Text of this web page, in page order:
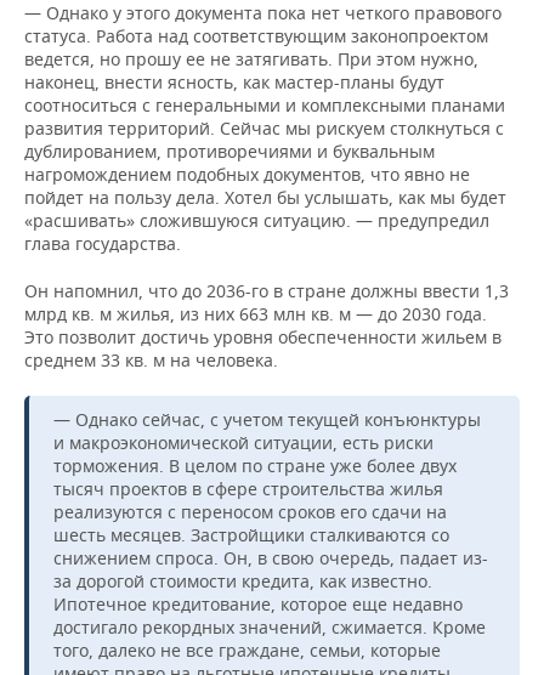
— Однако у этого документа пока нет четкого правового
статуса. Работа над соответствующим законопроектом
ведется, но прошу ее не затягивать. При этом нужно,
наконец, внести ясность, как мастер-планы будут
соотноситься с генеральными и комплексными планами
развития территорий. Сейчас мы рискуем столкнуться с
дублированием, противоречиями и буквальным
нагромождением подобных документов, что явно не
пойдет на пользу дела. Хотел бы услышать, как мы будет
«расшивать» сложившуюся ситуацию. — предупредил
глава государства.
Он напомнил, что до 2036-го в стране должны ввести 1,3
млрд кв. м жилья, из них 663 млн кв. м — до 2030 года.
Это позволит достичь уровня обеспеченности жильем в
среднем 33 кв. м на человека.
— Однако сейчас, с учетом текущей конъюнктуры
и макроэкономической ситуации, есть риски
торможения. В целом по стране уже более двух
тысяч проектов в сфере строительства жилья
реализуются с переносом сроков его сдачи на
шесть месяцев. Застройщики сталкиваются со
снижением спроса. Он, в свою очередь, падает из-
за дорогой стоимости кредита, как известно.
Ипотечное кредитование, которое еще недавно
достигало рекордных значений, сжимается. Кроме
того, далеко не все граждане, семьи, которые